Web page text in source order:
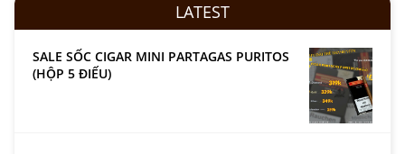
LATEST
SALE SỐC CIGAR MINI PARTAGAS PURITOS
(HỘP 5 ĐIẾU)